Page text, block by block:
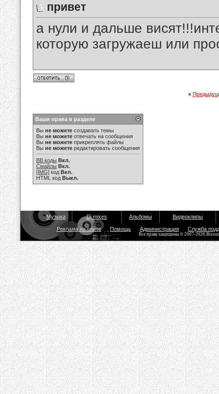
привет
а нули и дальше
которую загружаеш или
«
Ваши права в разделе
Вы не можете создавать темы
Вы не можете отвечать на сообщения
Вы не можете прикреплять файлы
Вы не можете редактировать сообщения
BB коды Вкл.
Смайлы Вкл.
[IMG] код Вкл.
HTML код Выкл.
Музыка Dj mixes Альбомы Видеоклипы
Реклама на сайте Помощь Администрация Служба
Все права защищены © 2007-2026